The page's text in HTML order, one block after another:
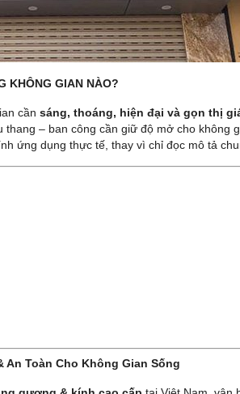
KHÔNG GIAN NÀO?
cần sáng, thoáng, hiện đại và gọn thị
– ban công cần giữ độ mở cho không
ứng dụng thực tế, thay vì chỉ đọc mô tả
An Toàn Cho Không Gian Sống